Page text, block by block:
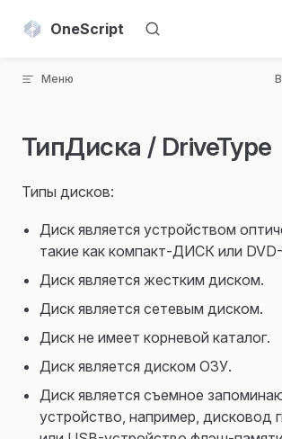
Skip to content
OneScript
Меню
ТипДиска / DriveType
Типы дисков:
Диск является устройством
такие как компакт-ДИСК или
Диск является жестким диском.
Диск является сетевым диском.
Диск не имеет корневой каталог.
Диск является диском ОЗУ.
Диск является съемное
устройство, например, дисковод